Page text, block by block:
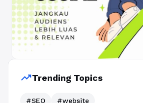
trending_upTrending Topics
#SEO
#website